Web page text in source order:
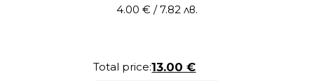
4.00 € / 7.82 лв.
Total price:13.00 €